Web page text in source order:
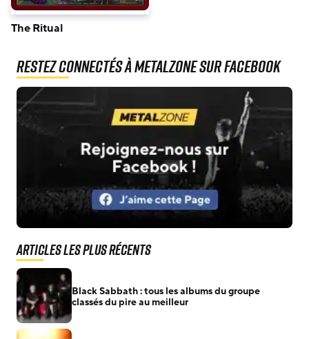
The Ritual
Restez connectés à MetalZone sur Facebook
Articles les plus récents
Black Sabbath : tous les albums du groupe
classés du pire au meilleur